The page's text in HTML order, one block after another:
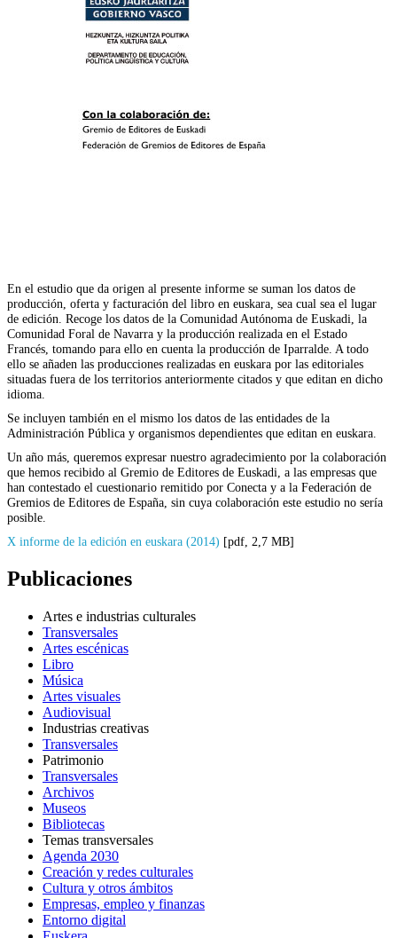
En el estudio que da origen al presente informe se suman los datos de
producción, oferta y facturación del libro en euskara, sea cual sea el lugar
de edición. Recoge los datos de la Comunidad Autónoma de Euskadi, la
Comunidad Foral de Navarra y la producción realizada en el Estado
Francés, tomando para ello en cuenta la producción de Iparralde. A todo
ello se añaden las producciones realizadas en euskara por las editoriales
situadas fuera de los territorios anteriormente citados y que editan en dicho
idioma.
Se incluyen también en el mismo los datos de las entidades de la
Administración Pública y organismos dependientes que editan en euskara.
Un año más, queremos expresar nuestro agradecimiento por la colaboración
que hemos recibido al Gremio de Editores de Euskadi, a las empresas que
han contestado el cuestionario remitido por Conecta y a la Federación de
Gremios de Editores de España, sin cuya colaboración este estudio no sería
posible.
X informe de la edición en euskara (2014) [pdf, 2,7 MB]
Publicaciones
Artes e industrias culturales
Transversales
Artes escénicas
Libro
Música
Artes visuales
Audiovisual
Industrias creativas
Transversales
Patrimonio
Transversales
Archivos
Museos
Bibliotecas
Temas transversales
Agenda 2030
Creación y redes culturales
Cultura y otros ámbitos
Empresas, empleo y finanzas
Entorno digital